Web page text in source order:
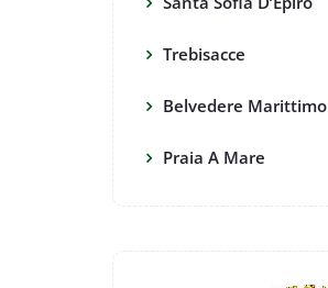
Trebisacce
Belvedere Marittimo
Praia A Mare